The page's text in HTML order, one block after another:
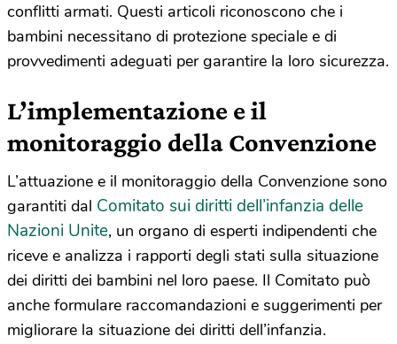
conflitti armati. Questi articoli riconoscono che i
bambini necessitano di protezione speciale e di
provvedimenti adeguati per garantire la loro sicurezza.
L’implementazione e il
monitoraggio della Convenzione
L’attuazione e il monitoraggio della Convenzione sono
garantiti dal Comitato sui diritti dell’infanzia delle
Nazioni Unite, un organo di esperti indipendenti che
riceve e analizza i rapporti degli stati sulla situazione
dei diritti dei bambini nel loro paese. Il Comitato può
anche formulare raccomandazioni e suggerimenti per
migliorare la situazione dei diritti dell’infanzia.